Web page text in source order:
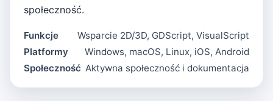
społeczność.
Funkcje
Wsparcie 2D/3D, GDScript, VisualScript
Platformy
Windows, macOS, Linux, iOS, Android
Społeczność Aktywna społeczność i dokumentacja